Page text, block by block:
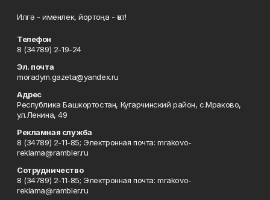
Илгә - именлек, йортоңа - ҡот!
Телефон
8 (34789) 2-19-24
Эл. почта
moradym.gazeta@yandex.ru
Адрес
Республика Башкортостан, Кугарчинский район, с.Мраково,
ул.Ленина, 49
Рекламная служба
8 (34789) 2-11-85; Электронная почта: mrakovo-
reklama@rambler.ru
Сотрудничество
8 (34789) 2-11-85; Электронная почта: mrakovo-
reklama@rambler.ru